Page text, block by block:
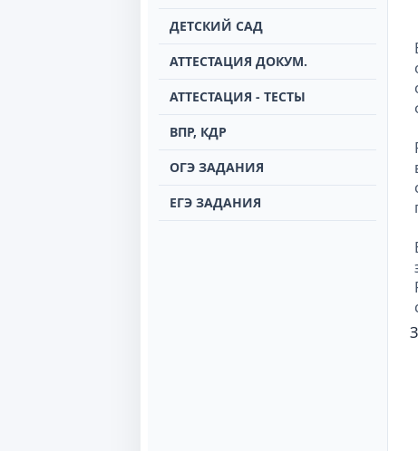
ДЕТСКИЙ САД
АТТЕСТАЦИЯ ДОКУМ.
АТТЕСТАЦИЯ - ТЕСТЫ
ВПР, КДР
ОГЭ ЗАДАНИЯ
ЕГЭ ЗАДАНИЯ